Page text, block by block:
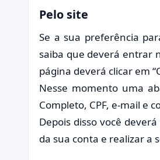
Pelo site
Se a sua preferência
saiba que deverá entrar
página deverá clicar em
Nesse momento uma
Completo, CPF, e-mail e
Depois disso você
da sua conta e realizar a